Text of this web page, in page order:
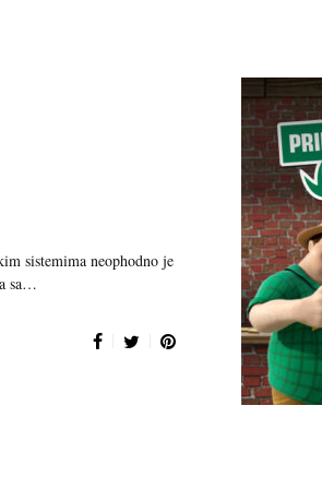
sistemima neophodno je
sa…